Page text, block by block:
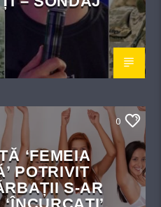
0
‘FEMEIA
POTRIVIT
S-AR